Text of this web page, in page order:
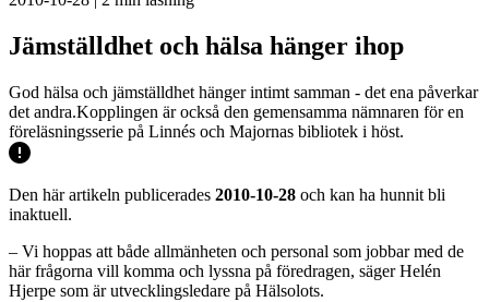
Jämställdhet och hälsa hänger ihop
God hälsa och jämställdhet hänger intimt samman - det ena påverkar
det andra.Kopplingen är också den gemensamma nämnaren för en
föreläsningsserie på Linnés och Majornas bibliotek i höst.
Den här artikeln publicerades 2010-10-28 och kan ha hunnit bli
inaktuell.
– Vi hoppas att både allmänheten och personal som jobbar med de
här frågorna vill komma och lyssna på föredragen, säger Helén
Hjerpe som är utvecklingsledare på Hälsolots.